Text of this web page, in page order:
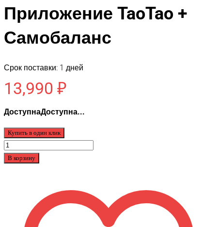
Приложение TaoTao +
Самобаланс
Срок поставки: 1 дней
13,990 ₽
ДоступнаДоступна...
Купить в один клик
Количество
товара
Синий
В корзину